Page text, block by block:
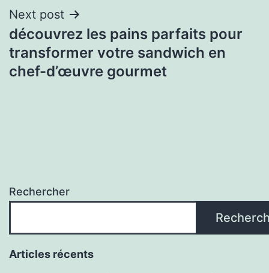
Next post
découvrez les pains parfaits pour
transformer votre sandwich en
chef-d’œuvre gourmet
Rechercher
Articles récents